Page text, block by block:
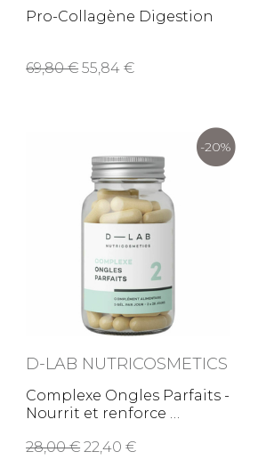
Pro-Collagène Digestion
69,80 55,84
-20%
D-LAB NUTRICOSMETICS
Complexe Ongles Parfaits -
Nourrit et renforce
28,00 22,40